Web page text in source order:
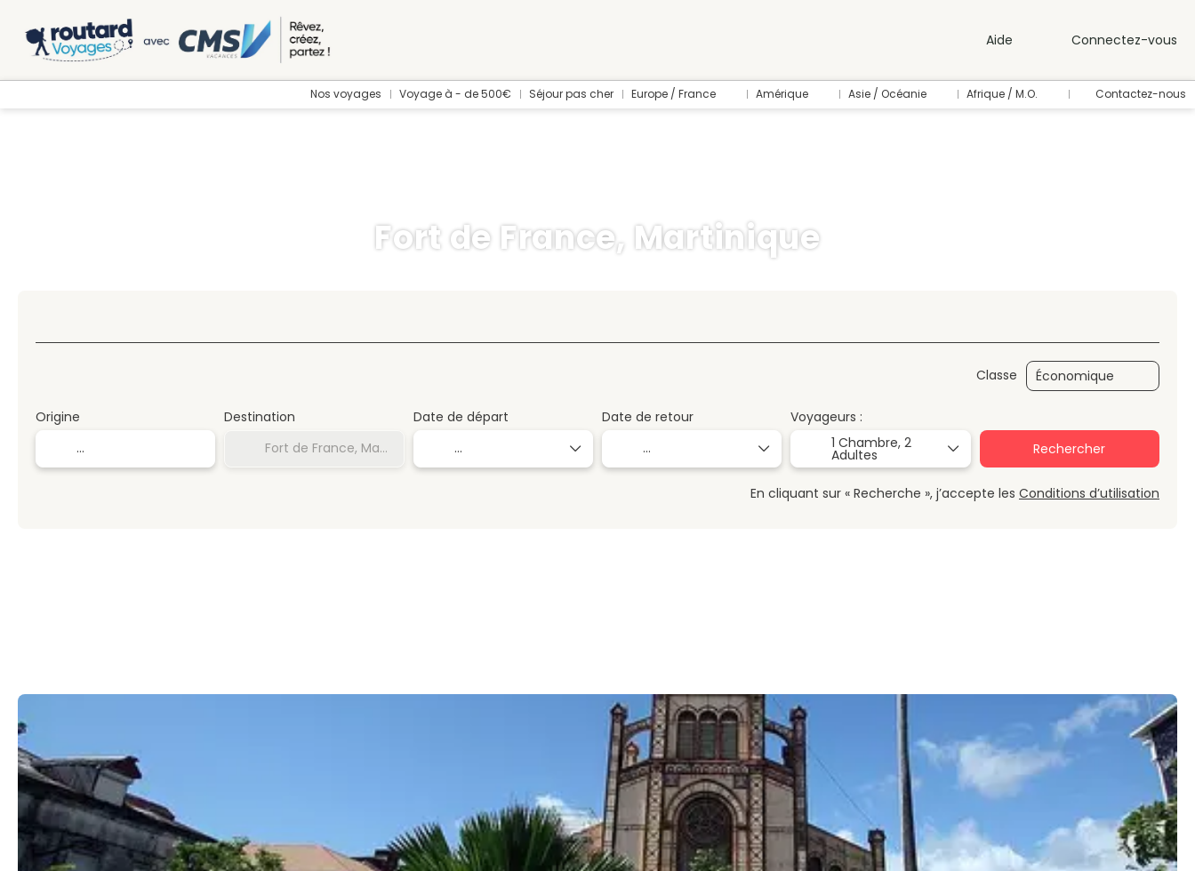
Aide Connectez-vous
Nos voyages Voyage à - de 500€ Séjour pas cher Europe / France Amérique Asie / Océanie Afrique / M.O. Contactez-nous
Fort de France, Martinique
Classe
Origine Destination Date de départ Date de retour
Voyageurs :
1 Chambre,2
Adultes Rechercher
En cliquant sur « Recherche », j’accepte les Conditions d’utilisation